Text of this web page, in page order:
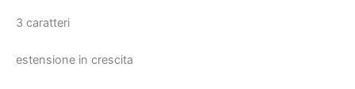
3 caratteri
estensione in crescita